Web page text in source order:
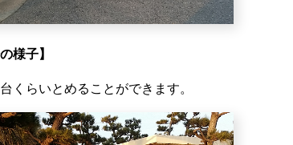
様子】
くらいとめることができます。